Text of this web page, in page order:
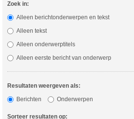
Zoek in:
Alleen berichtonderwerpen en tekst
Alleen tekst
Alleen onderwerptitels
Alleen eerste bericht van onderwerp
Resultaten weergeven als:
Berichten
Onderwerpen
Sorteer resultaten op: